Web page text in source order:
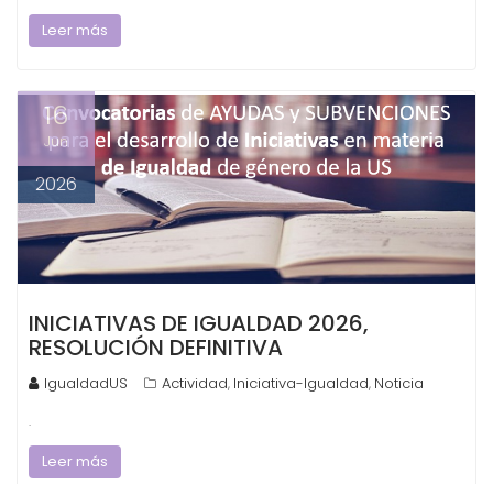
Leer más
16
Jun
2026
INICIATIVAS DE IGUALDAD 2026,
RESOLUCIÓN DEFINITIVA
IgualdadUS Actividad, Iniciativa-Igualdad, Noticia
.
Leer más